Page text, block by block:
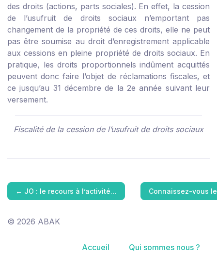
des droits (actions, parts sociales). En effet, la cession
de l’usufruit de droits sociaux n’emportant pas
changement de la propriété de ces droits, elle ne peut
pas être soumise au droit d’enregistrement applicable
aux cessions en pleine propriété de droits sociaux. En
pratique, les droits proportionnels indûment acquittés
peuvent donc faire l’objet de réclamations fiscales, et
ce jusqu’au 31 décembre de la 2e année suivant leur
versement.
Fiscalité de la cession de l’usufruit de droits sociaux
← JO : le recours à l’activité… Connaissez-vous
© 2026 ABAK
Accueil Qui sommes nous ?